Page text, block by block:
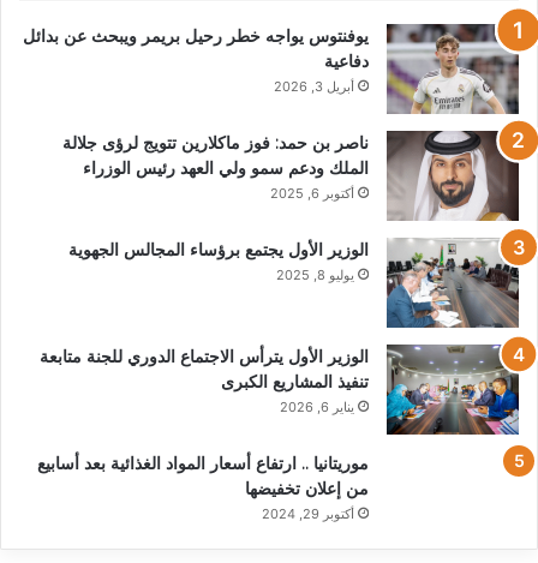
يوفنتوس يواجه خطر رحيل بريمر ويبحث عن بدائل
دفاعية
أبريل 3, 2026
ناصر بن حمد: فوز ماكلارين تتويج لرؤى جلالة
الملك ودعم سمو ولي العهد رئيس الوزراء
أكتوبر 6, 2025
الوزير الأول يجتمع برؤساء المجالس الجهوية
يوليو 8, 2025
الوزير الأول يترأس الاجتماع الدوري للجنة متابعة
تنفيذ المشاريع الكبرى
يناير 6, 2026
موريتانيا .. ارتفاع أسعار المواد الغذائية بعد أسابيع
من إعلان تخفيضها
أكتوبر 29, 2024